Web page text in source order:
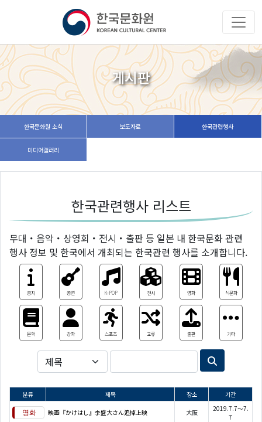
게시판
한국문화원 소식 보도자료 한국관련행사
미디어갤러리
한국관련행사 리스트
무대・음악・상영회・전시・출판 등 일본 내 한국문화 관련
행사 정보 및 한국에서 개최되는 한국관련 행사를 소개합니다.
공지 공연 K-POP 전시 영화 식문화
문학 강좌 스포츠 교류 출판 기타
분류 제목 장소 기간
映画『かけはし』李盛大さん追悼上映 大阪
2019.7.7～7.
7